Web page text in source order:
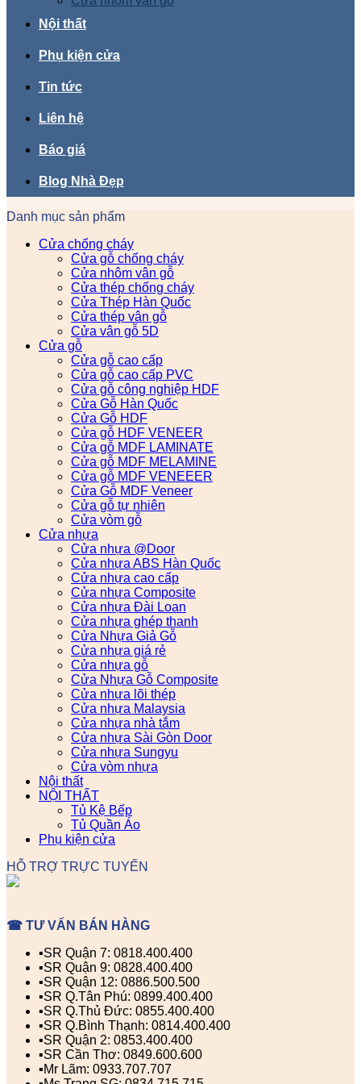
Nội thất
Phụ kiện cửa
Tin tức
Liên hệ
Báo giá
Blog Nhà Đẹp
Danh mục sản phẩm
Cửa chống cháy
Cửa gỗ chống cháy
Cửa nhôm vân gỗ
Cửa thép chống cháy
Cửa Thép Hàn Quốc
Cửa thép vân gỗ
Cửa vân gỗ 5D
Cửa gỗ
Cửa gỗ cao cấp
Cửa gỗ cao cấp PVC
Cửa gỗ công nghiệp HDF
Cửa Gỗ Hàn Quốc
Cửa Gỗ HDF
Cửa gỗ HDF VENEER
Cửa gỗ MDF LAMINATE
Cửa gỗ MDF MELAMINE
Cửa gỗ MDF VENEEER
Cửa Gỗ MDF Veneer
Cửa gỗ tự nhiên
Cửa vòm gỗ
Cửa nhựa
Cửa nhựa @Door
Cửa nhựa ABS Hàn Quốc
Cửa nhựa cao cấp
Cửa nhựa Composite
Cửa nhựa Đài Loan
Cửa nhựa ghép thanh
Cửa Nhựa Giả Gỗ
Cửa nhựa giá rẻ
Cửa nhựa gỗ
Cửa Nhựa Gỗ Composite
Cửa nhựa lõi thép
Cửa nhựa Malaysia
Cửa nhựa nhà tắm
Cửa nhựa Sài Gòn Door
Cửa nhựa Sungyu
Cửa vòm nhựa
Nội thất
NỘI THẤT
Tủ Kệ Bếp
Tủ Quần Áo
Phụ kiện cửa
HỖ TRỢ TRỰC TUYẾN
☎ TƯ VẤN BÁN HÀNG
▪️SR Quận 7: 0818.400.400
▪️SR Quận 9: 0828.400.400
▪️SR Quận 12: 0886.500.500
▪️SR Q.Tân Phú: 0899.400.400
▪️SR Q.Thủ Đức: 0855.400.400
▪️SR Q.Bình Thạnh: 0814.400.400
▪️SR Quận 2: 0853.400.400
▪️SR Cần Thơ: 0849.600.600
▪️Mr Lãm: 0933.707.707